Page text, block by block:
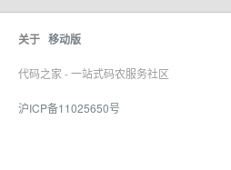
关于 移动版
代码之家 - 一站式码农服务社区
沪ICP备11025650号